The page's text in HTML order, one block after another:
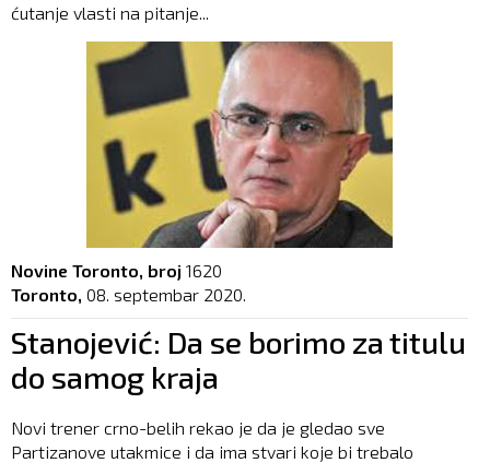
ćutanje vlasti na pitanje...
Novine Toronto, broj 1620
Toronto, 08. septembar 2020.
Stanojević: Da se borimo za titulu
do samog kraja
Novi trener crno-belih rekao je da je gledao sve
Partizanove utakmice i da ima stvari koje bi trebalo